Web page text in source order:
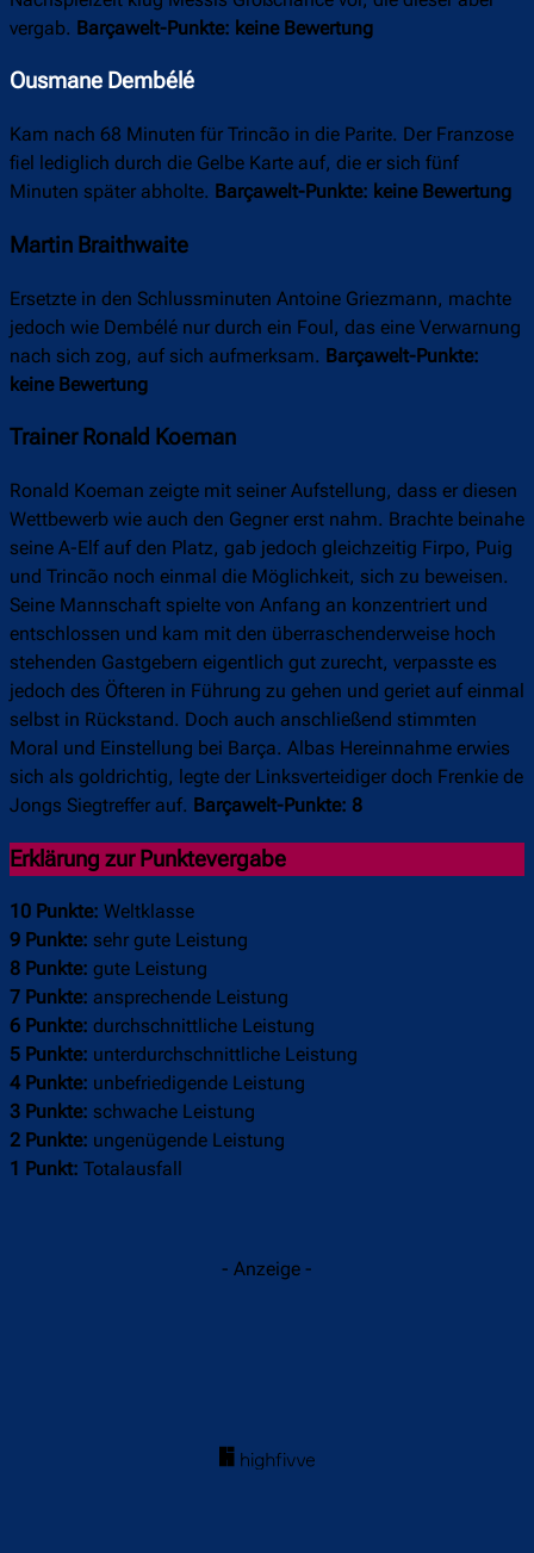
vergab. Barçawelt-Punkte: keine Bewertung
Ousmane Dembélé
Kam nach 68 Minuten für Trincão in die Parite. Der Franzose
fiel lediglich durch die Gelbe Karte auf, die er sich fünf
Minuten später abholte. Barçawelt-Punkte: keine Bewertung
Martin Braithwaite
Ersetzte in den Schlussminuten Antoine Griezmann, machte
jedoch wie Dembélé nur durch ein Foul, das eine Verwarnung
nach sich zog, auf sich aufmerksam. Barçawelt-Punkte:
keine Bewertung
Trainer Ronald Koeman
Ronald Koeman zeigte mit seiner Aufstellung, dass er diesen
Wettbewerb wie auch den Gegner erst nahm. Brachte beinahe
seine A-Elf auf den Platz, gab jedoch gleichzeitig Firpo, Puig
und Trincão noch einmal die Möglichkeit, sich zu beweisen.
Seine Mannschaft spielte von Anfang an konzentriert und
entschlossen und kam mit den überraschenderweise hoch
stehenden Gastgebern eigentlich gut zurecht, verpasste es
jedoch des Öfteren in Führung zu gehen und geriet auf einmal
selbst in Rückstand. Doch auch anschließend stimmten
Moral und Einstellung bei Barça. Albas Hereinnahme erwies
sich als goldrichtig, legte der Linksverteidiger doch Frenkie de
Jongs Siegtreffer auf. Barçawelt-Punkte: 8
Erklärung zur Punktevergabe
10 Punkte: Weltklasse
9 Punkte: sehr gute Leistung
8 Punkte: gute Leistung
7 Punkte: ansprechende Leistung
6 Punkte: durchschnittliche Leistung
5 Punkte: unterdurchschnittliche Leistung
4 Punkte: unbefriedigende Leistung
3 Punkte: schwache Leistung
2 Punkte: ungenügende Leistung
1 Punkt: Totalausfall
- Anzeige -